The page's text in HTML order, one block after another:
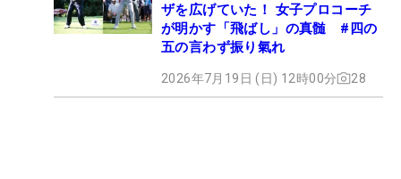
ザを広げていた！ 女子プロコーチ
が明かす「飛ばし」の真髄 #四の
五の言わず振り氣れ
2026年7月19日 (日) 12時00分 28